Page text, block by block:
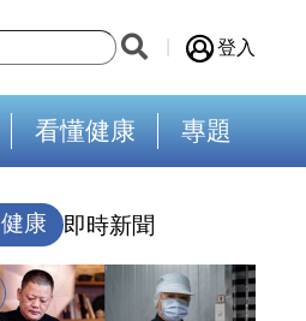
登入
看懂健康 專題
健康 即時新聞